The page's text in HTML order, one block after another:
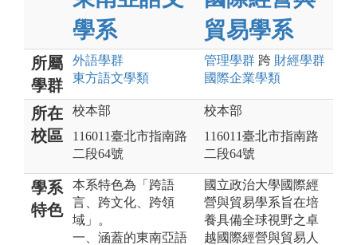
學系
貿易學系
所屬
學群
外語學群
東方語文學類
管理學群 跨 財經學群
國際企業學類
所在
校區
校本部
116011臺北市指南路
二段64號
校本部
116011臺北市指南路
二段64號
學系
特色
本系特色為「跨語
言、跨文化、跨領
域」。
一、涵蓋的東南亞語
國立政治大學國際經
營與貿易學系旨在培
養具備全球視野之卓
越國際經營與貿易人